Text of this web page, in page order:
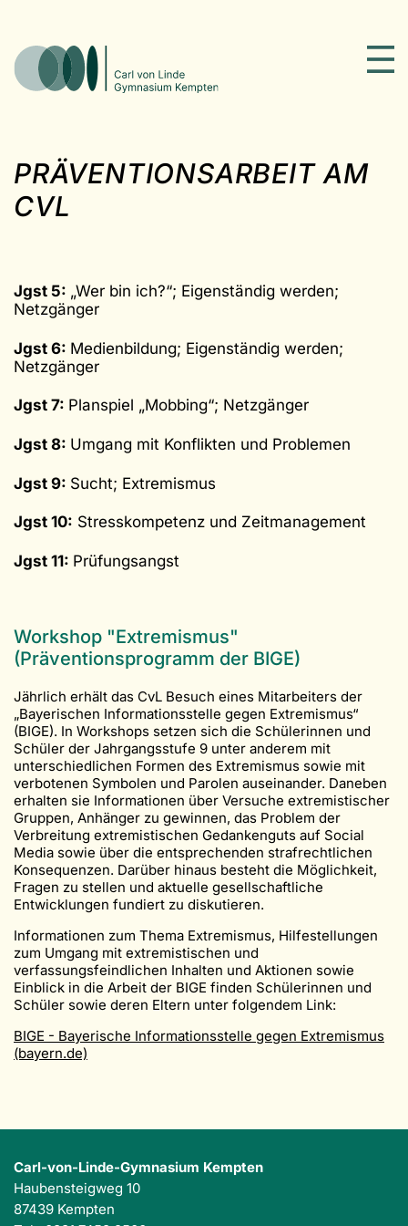
PRÄVENTIONSARBEIT AM
CVL
Jgst 5: „Wer bin ich?“; Eigenständig werden;
Netzgänger
Jgst 6: Medienbildung; Eigenständig werden;
Netzgänger
Jgst 7: Planspiel „Mobbing“; Netzgänger
Jgst 8: Umgang mit Konflikten und Problemen
Jgst 9: Sucht; Extremismus
Jgst 10: Stresskompetenz und Zeitmanagement
Jgst 11: Prüfungsangst
Workshop "Extremismus"
(Präventionsprogramm der BIGE)
Jährlich erhält das CvL Besuch eines Mitarbeiters der
„Bayerischen Informationsstelle gegen Extremismus“
(BIGE). In Workshops setzen sich die Schülerinnen und
Schüler der Jahrgangsstufe 9 unter anderem mit
unterschiedlichen Formen des Extremismus sowie mit
verbotenen Symbolen und Parolen auseinander. Daneben
erhalten sie Informationen über Versuche extremistischer
Gruppen, Anhänger zu gewinnen, das Problem der
Verbreitung extremistischen Gedankenguts auf Social
Media sowie über die entsprechenden strafrechtlichen
Konsequenzen. Darüber hinaus besteht die Möglichkeit,
Fragen zu stellen und aktuelle gesellschaftliche
Entwicklungen fundiert zu diskutieren.
Informationen zum Thema Extremismus, Hilfestellungen
zum Umgang mit extremistischen und
verfassungsfeindlichen Inhalten und Aktionen sowie
Einblick in die Arbeit der BIGE finden Schülerinnen und
Schüler sowie deren Eltern unter folgendem Link:
BIGE - Bayerische Informationsstelle gegen Extremismus
(bayern.de)
Carl-von-Linde-Gymnasium Kempten
Haubensteigweg 10
87439 Kempten